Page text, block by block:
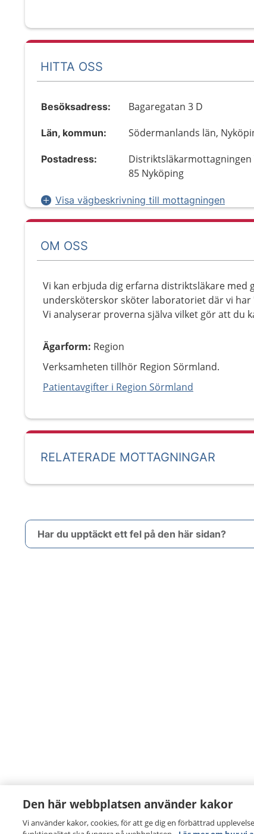
HITTA OSS
Besöksadress: Bagaregatan 3 D
Län, kommun: Södermanlands län,
Postadress:
Distriktsläkarmottagningen
85 Nyköping
Visa vägbeskrivning till mottagningen
OM OSS
Vi kan erbjuda dig erfarna distriktsläkare med
undersköterskor sköter laboratoriet där vi
Vi analyserar proverna själva vilket gör att du
Ägarform: Region
Verksamheten tillhör Region Sörmland.
Patientavgifter i Region Sörmland
RELATERADE MOTTAGNINGAR
Har du upptäckt ett fel på den här sidan?
Den här webbplatsen använder kakor
Vi använder kakor, cookies, för att ge dig en förbättrad